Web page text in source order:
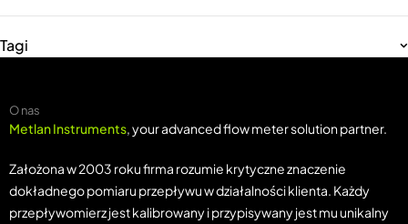
Tagi
O nas
Metlan Instruments, your advanced flow meter solution partner.
Założona w 2003 roku firma rozumie krytyczne znaczenie
dokładnego pomiaru przepływu w działalności klienta. Każdy
przepływomierz jest kalibrowany i przypisywany jest mu unikalny